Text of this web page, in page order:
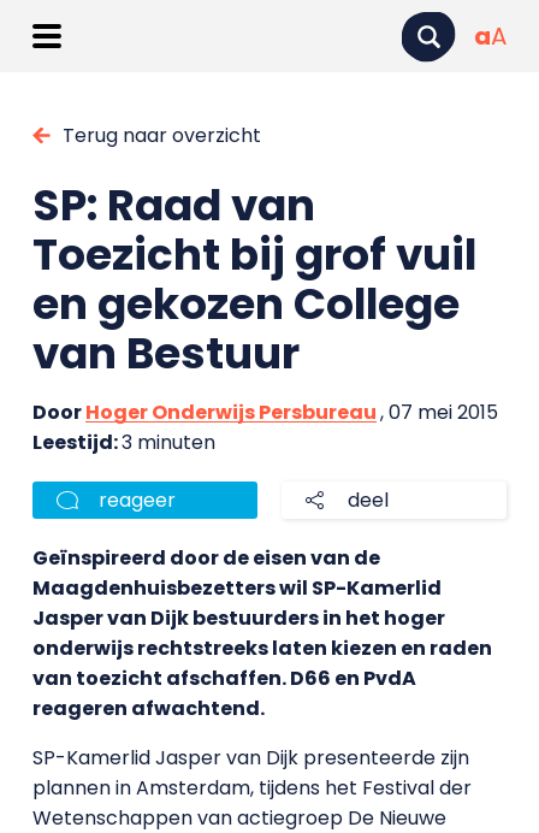
aA
Terug naar overzicht
SP: Raad van
Toezicht bij grof vuil
en gekozen College
van Bestuur
DoorHoger Onderwijs Persbureau, 07 mei 2015
Leestijd:3 minuten
reageer deel
Geïnspireerd door de eisen van de
Maagdenhuisbezetters wil SP-Kamerlid
Jasper van Dijk bestuurders in het hoger
onderwijs rechtstreeks laten kiezen en raden
van toezicht afschaffen. D66 en PvdA
reageren afwachtend.
SP-Kamerlid Jasper van Dijk presenteerde zijn
plannen in Amsterdam, tijdens het Festival der
Wetenschappen van actiegroep De Nieuwe